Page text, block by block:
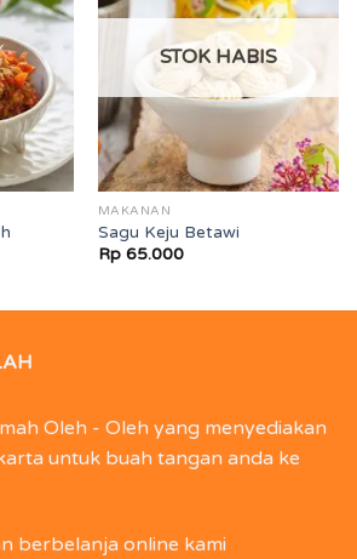
STOK HABIS
MAKANAN
Sagu Keju Betawi
Rp65.000
Oleh - Oleh yang menyediakan
untuk buah tangan anda ke
berbelanja online kami